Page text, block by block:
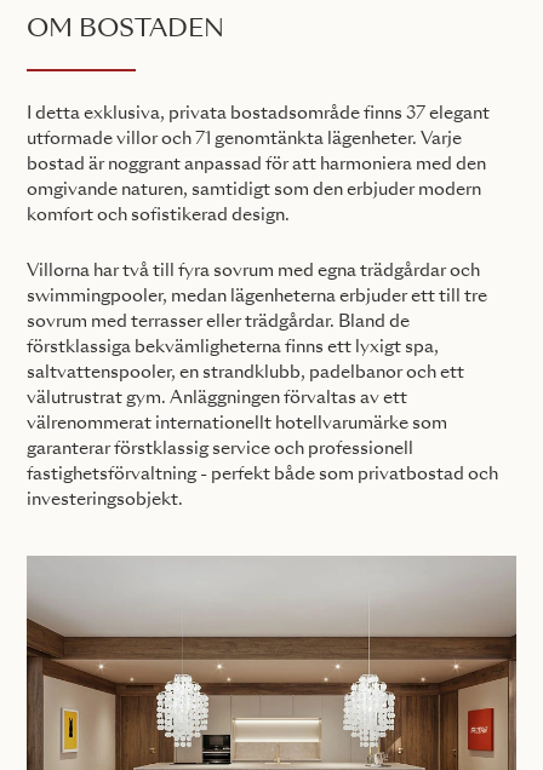
OM BOSTADEN
I detta exklusiva, privata bostadsområde finns 37 elegant
utformade villor och 71 genomtänkta lägenheter. Varje
bostad är noggrant anpassad för att harmoniera med den
omgivande naturen, samtidigt som den erbjuder modern
komfort och sofistikerad design.
Villorna har två till fyra sovrum med egna trädgårdar och
swimmingpooler, medan lägenheterna erbjuder ett till tre
sovrum med terrasser eller trädgårdar. Bland de
förstklassiga bekvämligheterna finns ett lyxigt spa,
saltvattenspooler, en strandklubb, padelbanor och ett
välutrustrat gym. Anläggningen förvaltas av ett
välrenommerat internationellt hotellvarumärke som
garanterar förstklassig service och professionell
fastighetsförvaltning - perfekt både som privatbostad och
investeringsobjekt.